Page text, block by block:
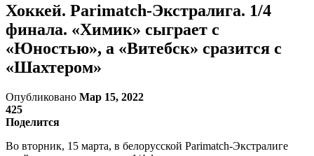
Хоккей. Parimatch-Экстралига. 1/4
финала. «Химик» сыграет с
«Юностью», а «Витебск» сразится с
«Шахтером»
Опубликовано Мар 15, 2022
425
Поделится
Во вторник, 15 марта, в белорусской Parimatch-Экстралиге